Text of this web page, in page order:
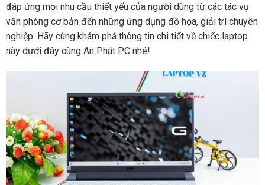
đáp ứng mọi nhu cầu thiết yếu của người dùng từ các tác vụ
văn phòng cơ bản đến những ứng dụng đồ họa, giải trí chuyên
nghiệp. Hãy cùng khám phá thông tin chi tiết về chiếc laptop
này dưới đây cùng An Phát PC nhé!